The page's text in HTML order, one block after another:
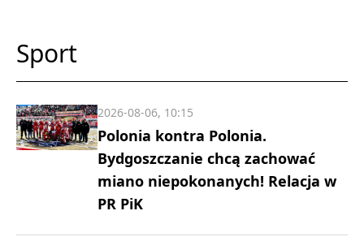
Sport
Polonia kontra Polonia.
Bydgoszczanie chcą zachować
miano niepokonanych! Relacja w
PR PiK
2026-08-06, 10:15